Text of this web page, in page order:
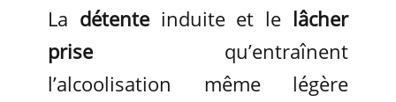
La détenteinduite et le lâcher
prise qu’entraînent
l’alcoolisation même légère